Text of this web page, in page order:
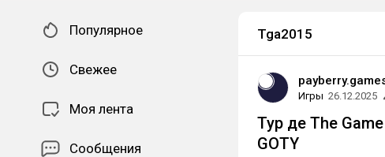
Популярное
Свежее
Моя лента
Сообщения
Tga2015
Игры 26.12.2025
Тур де The
GOTY